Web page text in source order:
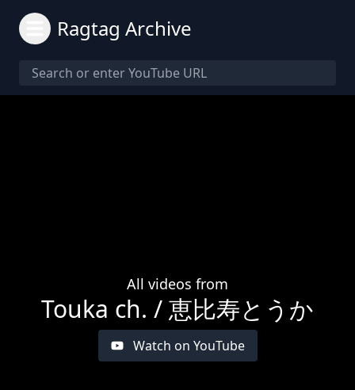
Ragtag Archive
All videos from
Touka ch. / 恵比寿とうか
Watch on YouTube